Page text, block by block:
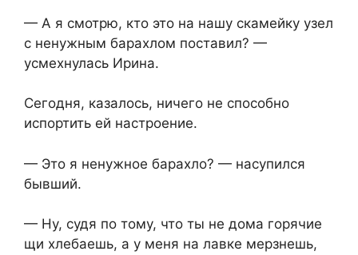
— А я смотрю, кто это на нашу скамейку узел
с ненужным барахлом поставил? —
усмехнулась Ирина.
Сегодня, казалось, ничего не способно
испортить ей настроение.
— Это я ненужное барахло? — насупился
бывший.
— Ну, судя по тому, что ты не дома горячие
щи хлебаешь, а у меня на лавке мерзнешь,